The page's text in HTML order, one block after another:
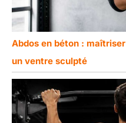
Abdos en béton :
un ventre sculpté